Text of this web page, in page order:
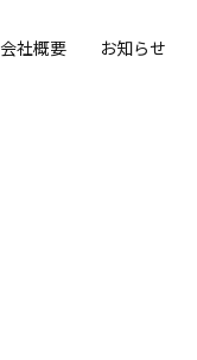
会社概要 お知らせ